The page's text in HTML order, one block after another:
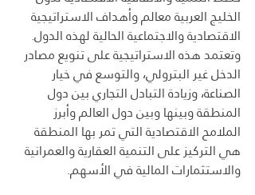
الخليج العربية معالم وأهداف الاستراتيجية
الاقتصادية والاجتماعية الحالية لهذه الدول.
وتعتمد هذه الاستراتيجية على تنويع مصادر
الدخل غير البترولي، والتوسع في خيار
الصناعة، وزيادة التبادل التجاري بين دول
المنطقة وبينها وبين دول العالم وأبرز
الملامح الاقتصادية التي تمر بها المنطقة
هي التركيز على التنمية العقارية والعمرانية
والاستثمارات المالية في الأسهم.